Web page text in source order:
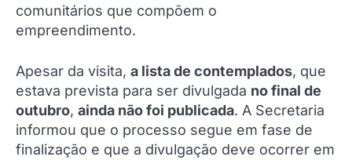
comunitários que compõem o
empreendimento.
Apesar da visita, a lista de contemplados, que
estava prevista para ser divulgada no final de
outubro, ainda não foi publicada. A Secretaria
informou que o processo segue em fase de
finalização e que a divulgação deve ocorrer em